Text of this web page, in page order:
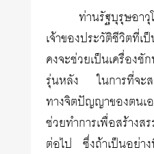
ท่านรัฐบุรุษอ
เจ้าของประวัติชีวิตที่
คงจะช่วยเป็นเครื่องชั
รุ่นหลัง ในการที่จะส
ทางจิตปัญญาของตน
ช่วยทำการเพื่อสร้าง
ต่อไป ซึ่งถ้าเป็นอย่า